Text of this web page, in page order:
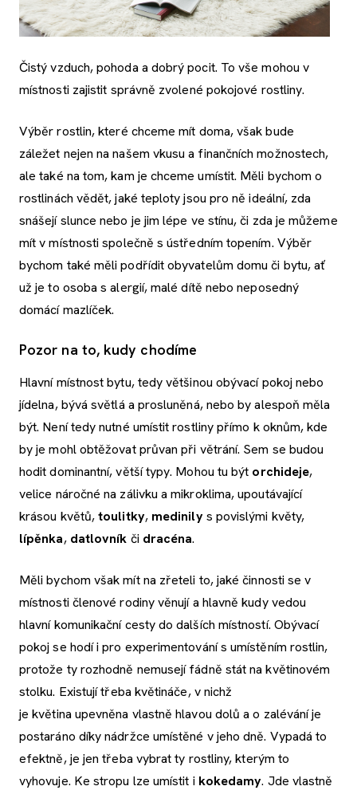
Čistý vzduch, pohoda a dobrý pocit. To vše mohou v
místnosti zajistit správně zvolené pokojové rostliny.
Výběr rostlin, které chceme mít doma, však bude
záležet nejen na našem vkusu a finančních možnostech,
ale také na tom, kam je chceme umístit. Měli bychom o
rostlinách vědět, jaké teploty jsou pro ně ideální, zda
snášejí slunce nebo je jim lépe ve stínu, či zda je můžeme
mít v místnosti společně s ústředním topením. Výběr
bychom také měli podřídit obyvatelům domu či bytu, ať
už je to osoba s alergií, malé dítě nebo neposedný
domácí mazlíček.
Pozor na to, kudy chodíme
Hlavní místnost bytu, tedy většinou obývací pokoj nebo
jídelna, bývá světlá a prosluněná, nebo by alespoň měla
být. Není tedy nutné umístit rostliny přímo k oknům, kde
by je mohl obtěžovat průvan při větrání. Sem se budou
hodit dominantní, větší typy. Mohou tu být orchideje,
velice náročné na zálivku a mikroklima, upoutávající
krásou květů,toulitky, medinilys povislými květy,
lípěnka, datlovník či dracéna.
Měli bychom však mít na zřeteli to, jaké činnosti se v
místnosti členové rodiny věnují a hlavně kudy vedou
hlavní komunikační cesty do dalších místností. Obývací
pokoj se hodí i pro experimentování s umístěním rostlin,
protože ty rozhodně nemusejí fádně stát na květinovém
stolku. Existují třeba květináče, v nichž
je květina upevněna vlastně hlavou dolů a o zalévání je
postaráno díky nádržce umístěné v jeho dně. Vypadá to
efektně, je jen třeba vybrat ty rostliny, kterým to
vyhovuje. Ke stropu lze umístit i kokedamy. Jde vlastně